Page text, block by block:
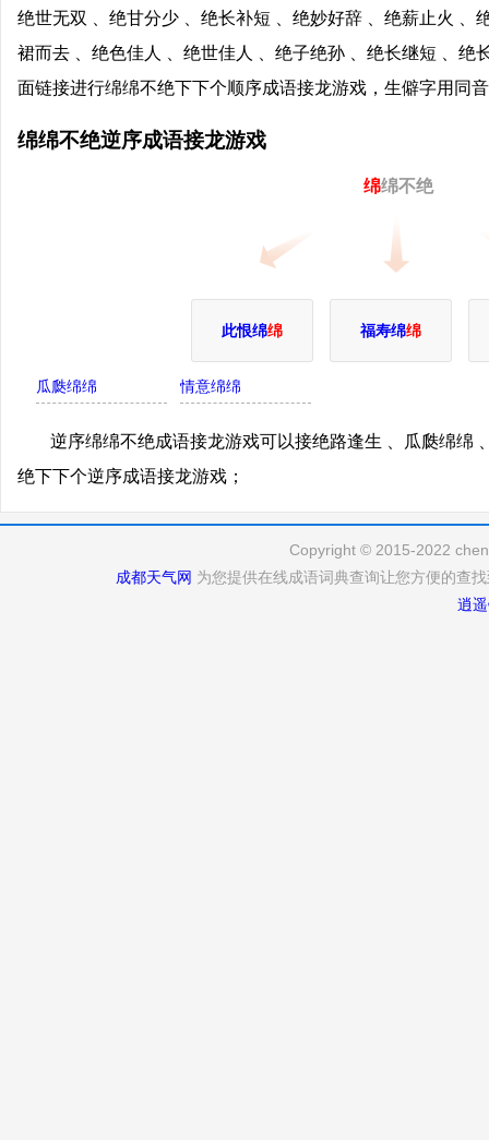
绝世无双 、绝甘分少 、绝长补短 、绝妙好辞 、绝薪止火 、
裙而去 、绝色佳人 、绝世佳人 、绝子绝孙 、绝长继短 、绝
面链接进行绵绵不绝下下个顺序成语接龙游戏，生僻字用同
绵绵不绝逆序成语接龙游戏
绵绵不绝
此恨绵绵 福寿绵绵
瓜瓞绵绵 情意绵绵
逆序绵绵不绝成语接龙游戏可以接绝路逢生 、瓜瓞绵绵
绝下下个逆序成语接龙游戏；
Copyright © 2015-2022
成都天气网 为您提供在线成语词典查询让您方便的查
逍